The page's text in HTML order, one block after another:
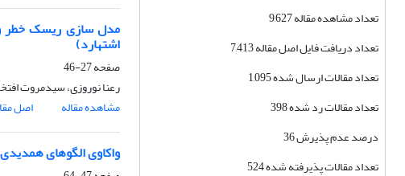
تعداد مشاهده مقاله 9,627
تعداد دریافت فایل اصل مقاله 7,413
تعداد مقالات ارسال شده 1,095
تعداد مقالات رد شده 398
درصد عدم پذیرش 36
تعداد مقالات پذیرفته شده 524
مدل سازی ریسک خطر
اشتهارد)
صفحه27-46
رعنا نوروزی، سیدمروت
مشاهده مقاله
اصل
واکاوی الگوهای